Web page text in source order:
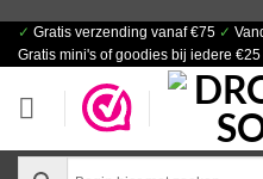
Ga
naar
inhoud
✓ Gratis verzending vanaf €75 ✓
Gratis mini's of goodies bij iedere €25